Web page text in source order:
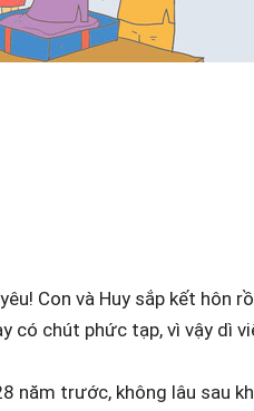
Con và Huy sắp kết hôn
có chút phức tạp, vì vậy dì
năm trước, không lâu sau